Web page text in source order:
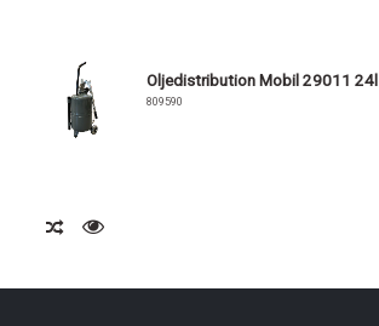
Oljedistribution Mobil 29011 24l
809590